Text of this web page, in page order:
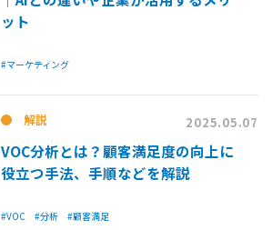
ット
#マーケティング
解説 2025.05.07
VOC分析とは？顧客満足度の向上に
役立つ手法、手順などを解説
#VOC #分析 #顧客満足